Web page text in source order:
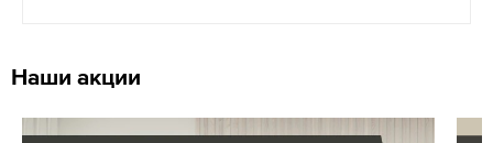
Наши акции